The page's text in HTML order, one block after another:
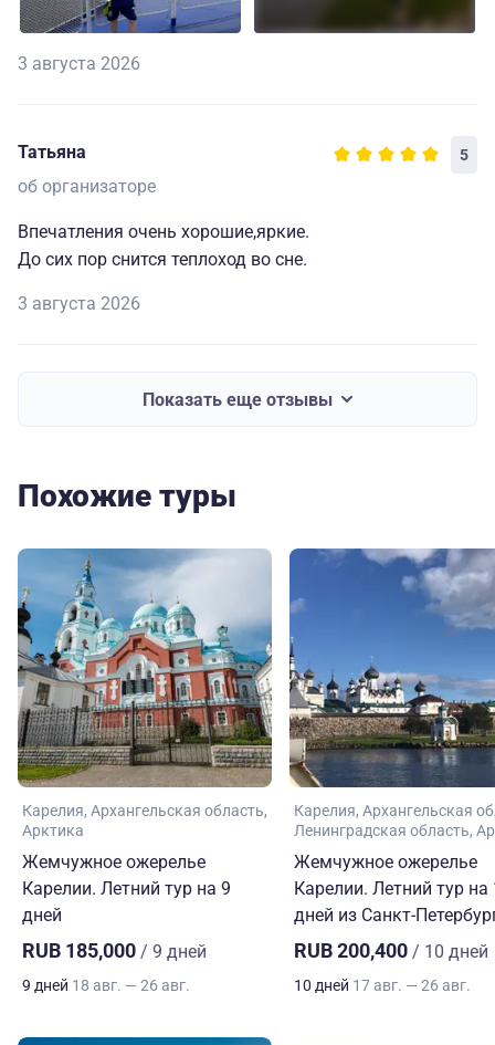
3 августа 2026
Татьяна 5
об организаторе
Впечатления очень хорошие,яркие.
До сих пор снится теплоход во сне.
3 августа 2026
Показать еще отзывы
Похожие туры
Карелия Архангельская область
Арктика
Жемчужное ожерелье
Карелии. Летний тур на 9
дней
RUB 185,000 / 9 дней
9 дней 18 авг. — 26 авг.
Карелия Архангельская
Ленинградская область
Жемчужное ожерелье
Карелии. Летний тур на
дней из Санкт-
RUB 200,400 / 10 дней
10 дней 17 авг. — 26 авг.